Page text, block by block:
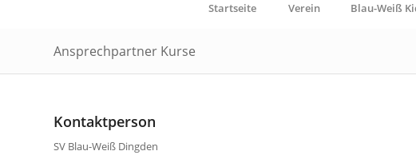
Startseite Verein Blau-Weiß
Ansprechpartner Kurse
Kontaktperson
SV Blau-Weiß Dingden